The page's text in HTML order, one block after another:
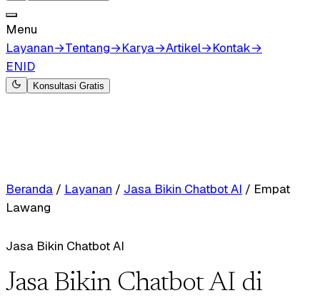
Menu
Layanan→Tentang→Karya→Artikel→Kontak→
ENID
Konsultasi Gratis
Beranda / Layanan / Jasa Bikin Chatbot AI / Empat
Lawang
Jasa Bikin Chatbot AI
Jasa Bikin Chatbot AI di